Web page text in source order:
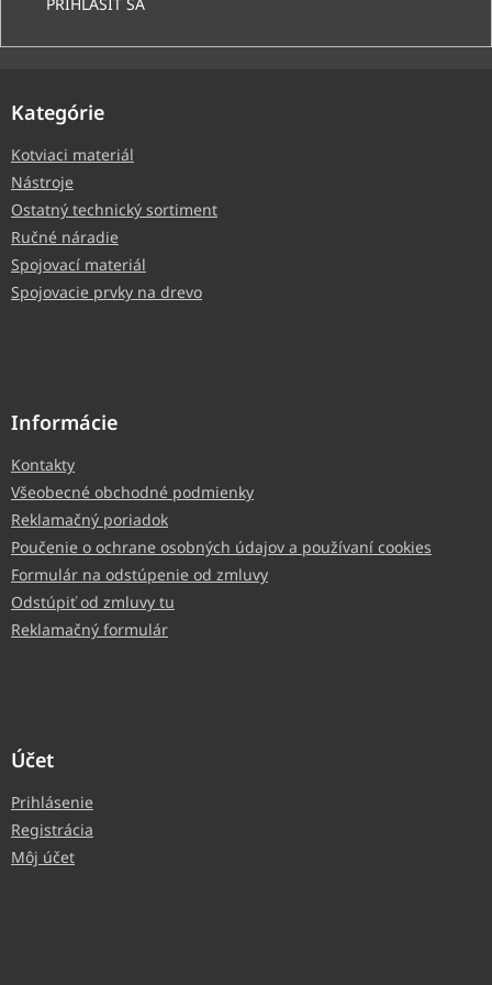
Kategórie
Kotviaci materiál
Nástroje
Ostatný technický sortiment
Ručné náradie
Spojovací materiál
Spojovacie prvky na drevo
Informácie
Kontakty
Všeobecné obchodné podmienky
Reklamačný poriadok
Poučenie o ochrane osobných údajov a používaní cookies
Formulár na odstúpenie od zmluvy
Odstúpiť od zmluvy tu
Reklamačný formulár
Účet
Prihlásenie
Registrácia
Môj účet